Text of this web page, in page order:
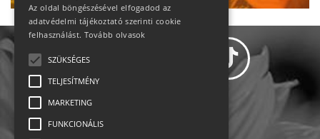
Az oldal böngészésével elfogadod az
adatvédelmi tájékoztató szerinti cookie
felhasználást. Tovább olvasok
SZÜKSÉGES
TELJESÍTMÉNY
MARKETING
FUNKCIONÁLIS